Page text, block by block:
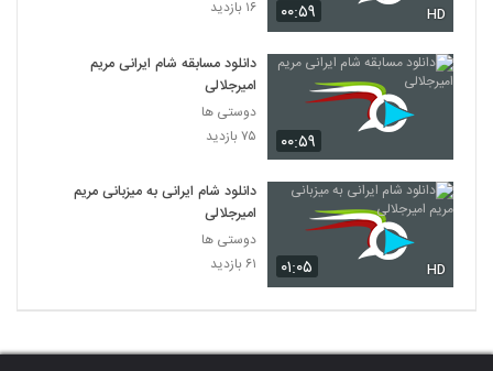
۰۰:۵۹ HD
۱۶ بازدید
۰۰:۵۹
دانلود مسابقه شام ایرانی مریم
امیرجلالی
دوستی ها
۷۵ بازدید
۰۱:۰۵ HD
دانلود شام ایرانی به میزبانی مریم
امیرجلالی
دوستی ها
۶۱ بازدید